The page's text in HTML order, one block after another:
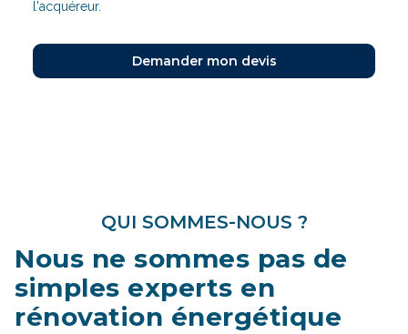
l'acquéreur.
Demander mon devis
QUI SOMMES-NOUS ?
Nous ne sommes pas de
simples experts en
rénovation énergétique